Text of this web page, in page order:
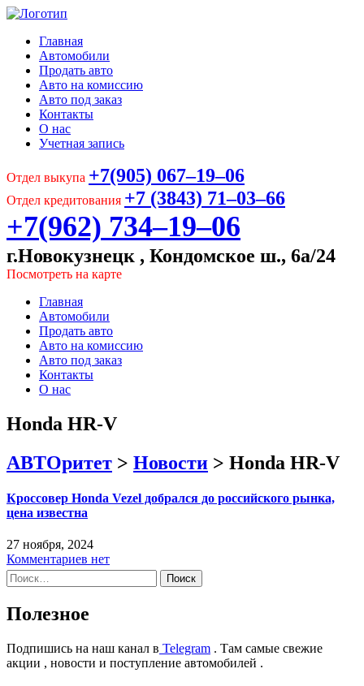
Главная
Автомобили
Продать авто
Авто на комиссию
Авто под заказ
Контакты
О нас
Учетная запись
Отдел выкупа +7(905) 067‒19‒06
Отдел кредитования +7 (3843) 71‒03‒66
+7(962) 734‒19‒06
г.Новокузнецк , Кондомское ш., 6а/24
Посмотреть на карте
Главная
Автомобили
Продать авто
Авто на комиссию
Авто под заказ
Контакты
О нас
Honda HR-V
АВТОритет > Новости > Honda HR-V
Кроссовер Honda Vezel добрался до российского рынка,
цена известна
27 ноября, 2024
Комментариев нет
Найти:
Полезное
Подпишись на наш канал в Telegram . Там самые свежие
акции , новости и поступление автомобилей .